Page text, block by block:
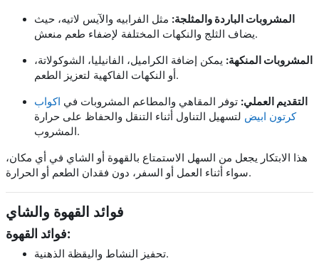
المشروبات الباردة والمثلجة: مثل الفرابيه والآيس لاتيه، حيث
يضاف الثلج والنكهات المختلفة لإضفاء طعم منعش.
المشروبات المنكهة: يمكن إضافة الكراميل، الفانيليا، الشوكولاتة،
أو النكهات الفاكهية لتعزيز الطعم.
التقديم العملي: توفر المقاهي والمطاعم المشروبات في اكواب
كرتون ابيض لتسهيل التناول أثناء التنقل والحفاظ على حرارة
المشروب.
هذا الابتكار يجعل من السهل الاستمتاع بالقهوة أو الشاي في أي مكان،
سواء أثناء العمل أو السفر، دون فقدان الطعم أو الحرارة.
فوائد القهوة والشاي
فوائد القهوة:
تحفيز النشاط واليقظة الذهنية.